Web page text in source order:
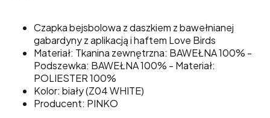
Czapka bejsbolowa z daszkiem z bawełnianej
gabardyny z aplikacją i haftem Love Birds
Materiał: Tkanina zewnętrzna: BAWEŁNA 100% -
Podszewka: BAWEŁNA 100% - Materiał:
POLIESTER 100%
Kolor: biały (Z04 WHITE)
Producent: PINKO